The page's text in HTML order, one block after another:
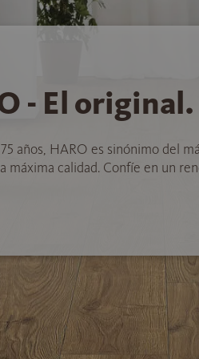
- El original.
años, HARO es sinónimo del
máxima calidad. Confíe en un